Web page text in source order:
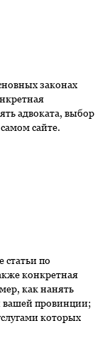
законах
адвоката, выбор
сайте.
по
конкретная
как нанять
вашей провинции;
которых